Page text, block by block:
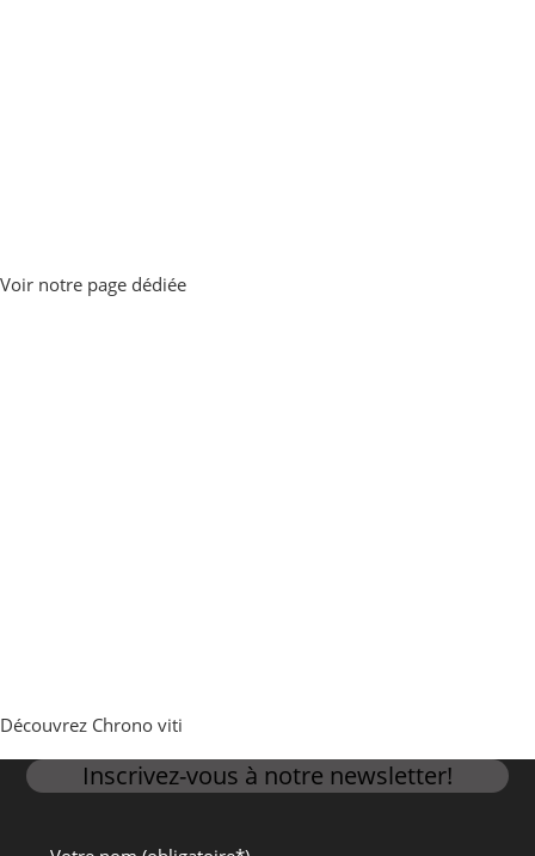
Voir notre page dédiée
Découvrez Chrono viti
Inscrivez-vous à notre newsletter!